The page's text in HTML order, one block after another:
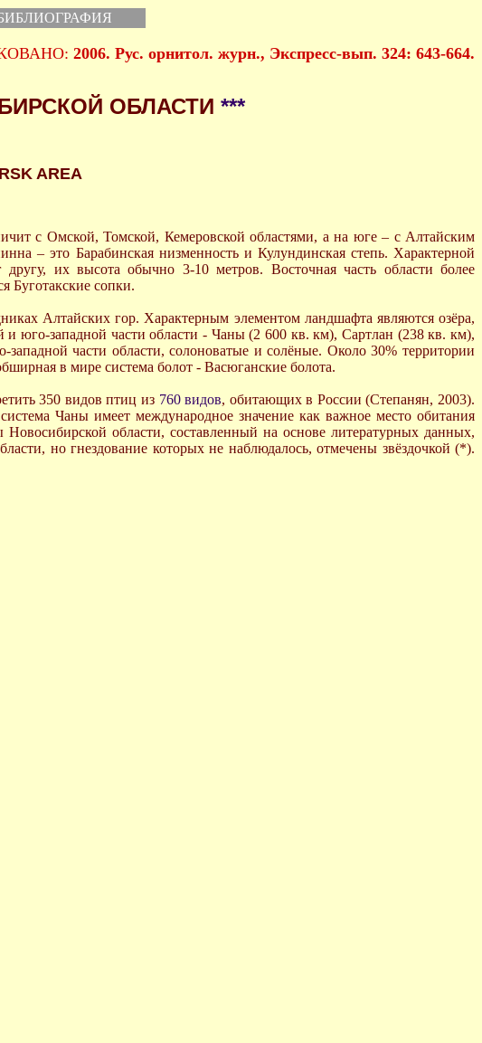
2006. Рус. орнитол. журн., Экспресс-вып. 324: 643-664.
ОБЛАСТИ ***
AREA
с Омской, Томской, Кемеровской областями, а на юге – с Алтайским
– это Барабинская низменность и Кулундинская степь. Характерной
их высота обычно 3-10 метров. Восточная часть области более
Буготакские сопки.
Алтайских гор. Характерным элементом ландшафта являются озёра,
и юго-западной части области - Чаны (2 600 кв. км), Сартлан (238 кв. км),
части области, солоноватые и солёные. Около 30% территории
в мире система болот - Васюганские болота.
350 видов птиц из 760 видов, обитающих в России (Степанян, 2003).
Чаны имеет международное значение как важное место обитания
области, составленный на основе литературных данных,
но гнездование которых не наблюдалось, отмечены звёздочкой (*).